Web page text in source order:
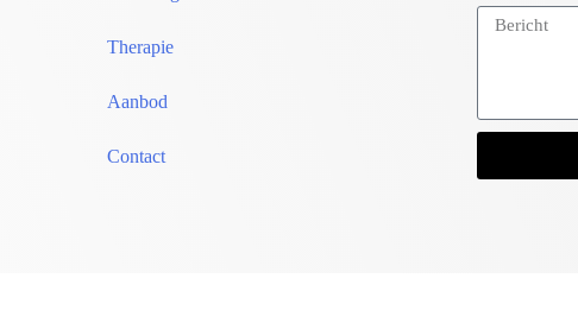
Therapie
Aanbod
Contact